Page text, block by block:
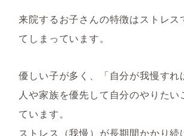
来院するお子さんの特徴はストレス
てしまっています。
優しい子が多く、「自分が我慢すれ
人や家族を優先して自分のやりたい
ています。
ストレス（我慢）が長期間かかり続